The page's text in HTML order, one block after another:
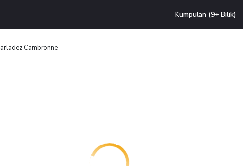
Kumpulan (9+ Bilik)
Cambronne